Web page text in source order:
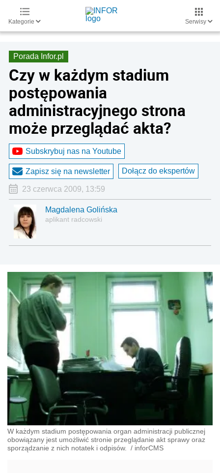
Kategorie Serwisy
Porada Infor.pl
Czy w każdym stadium
postępowania
administracyjnego strona
może przeglądać akta?
Subskrybuj nas na Youtube
Zapisz się na newsletter Dołącz do ekspertów
23 czerwca 2009, 13:59
Magdalena Golińska
aplikant radcowski
W każdym stadium postępowania organ administracji publicznej
obowiązany jest umożliwić stronie przeglądanie akt sprawy oraz
sporządzanie z nich notatek i odpisów.
/ inforCMS